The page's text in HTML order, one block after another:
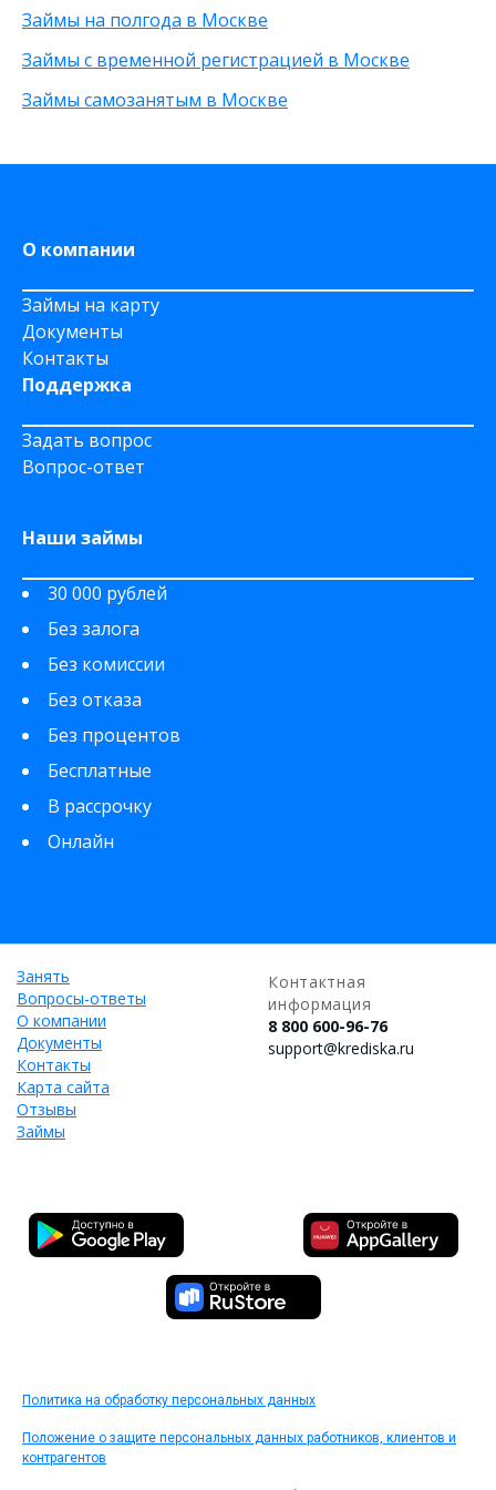
Займы на полгода в Москве
Займы с временной регистрацией в Москве
Займы самозанятым в Москве
О компании
Займы на карту
Документы
Контакты
Поддержка
Задать вопрос
Вопрос-ответ
Наши займы
30 000 рублей
Без залога
Без комиссии
Без отказа
Без процентов
Бесплатные
В рассрочку
Онлайн
Занять
Вопросы-ответы
О компании
Документы
Контакты
Карта сайта
Отзывы
Займы
Контактная
информация
8 800 600-96-76
support@krediska.ru
Политика на обработку персональных данных
Положение о защите персональных данных работников, клиентов и
контрагентов